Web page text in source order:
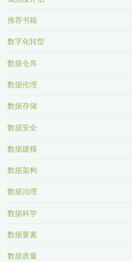
推荐书籍
数字化转型
数据仓库
数据伦理
数据存储
数据安全
数据建模
数据架构
数据治理
数据科学
数据要素
数据质量